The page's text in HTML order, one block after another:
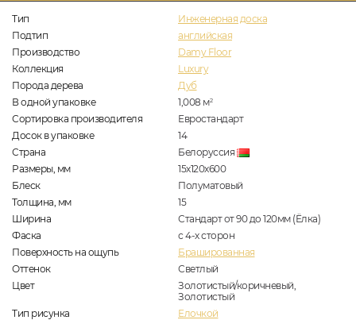
Тип
Инженерная доска
Подтип
английская
Производство
Damy Floor
Коллекция
Luxury
Порода дерева
Дуб
В одной упаковке
1,008 м2
Сортировка производителя
Евростандарт
Досок в упаковке
14
Страна
Белоруссия
Размеры, мм
15х120х600
Блеск
Полуматовый
Толщина, мм
15
Ширина
Стандарт от 90 до 120мм (Ёлка)
Фаска
с 4-х сторон
Поверхность на ощупь
Брашированная
Оттенок
Светлый
Цвет
Золотистый/коричневый,
Золотистый
Тип рисунка
Елочкой